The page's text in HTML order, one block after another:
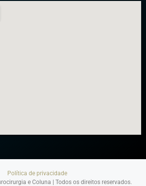
Política de privacidade
e Coluna | Todos os direitos reservados.